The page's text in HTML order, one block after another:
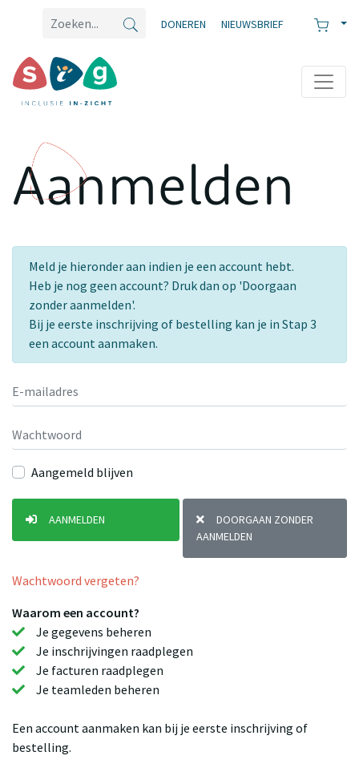
DONEREN NIEUWSBRIEF
Aanmelden
Meld je hieronder aan indien je een account hebt.
Heb je nog geen account? Druk dan op 'Doorgaan
zonder aanmelden'.
Bij je eerste inschrijving of bestelling kan je in Stap 3
een account aanmaken.
Aangemeld blijven
AANMELDEN
DOORGAAN ZONDER
AANMELDEN
Wachtwoord vergeten?
Waarom een account?
Je gegevens beheren
Je inschrijvingen raadplegen
Je facturen raadplegen
Je teamleden beheren
Een account aanmaken kan bij je eerste inschrijving of
bestelling.